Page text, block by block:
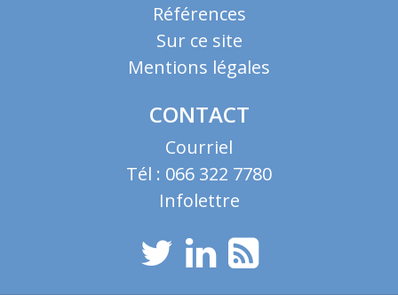
Références
Sur ce site
Mentions légales
CONTACT
Courriel
Tél : 066 322 7780
Infolettre